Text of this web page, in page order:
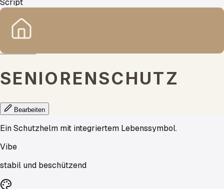
Script
SENIORENSCHUTZ
Bearbeiten
Ein Schutzhelm mit integriertem Lebenssymbol.
Vibe
stabil und beschützend